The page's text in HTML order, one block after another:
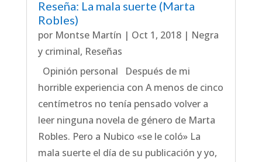
Reseña: La mala suerte (Marta
Robles)
por Montse Martín | Oct 1, 2018| Negra
y criminal, Reseñas
Opinión personal Después de mi
horrible experiencia con A menos de cinco
centímetros no tenía pensado volver a
leer ninguna novela de género de Marta
Robles. Pero a Nubico «se le coló» La
mala suerte el día de su publicación y yo,